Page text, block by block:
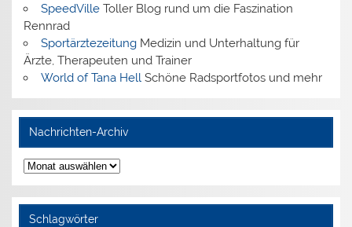
SpeedVilleToller Blog rund um die Faszination
Rennrad
SportärztezeitungMedizin und Unterhaltung für
Ärzte, Therapeuten und Trainer
World of Tana HellSchöne Radsportfotos und mehr
Nachrichten-Archiv
Nachrichten-
Archiv
Schlagwörter